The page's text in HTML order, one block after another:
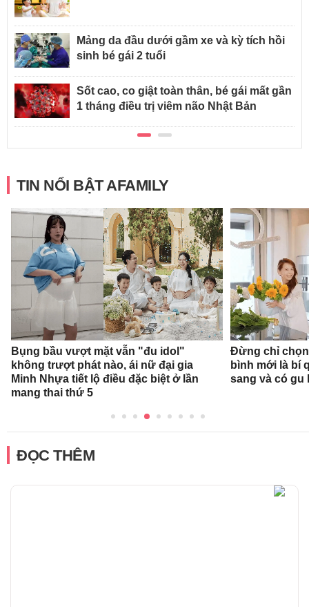
Mảng da đầu dưới gầm xe và kỳ tích hồi
sinh bé gái 2 tuổi
Sốt cao, co giật toàn thân, bé gái mất gần
1 tháng điều trị viêm não Nhật Bản
TIN NỔI BẬT AFAMILY
Bụng bầu vượt mặt vẫn "đu idol"
không trượt phát nào, ái nữ đại gia
Minh Nhựa tiết lộ điều đặc biệt ở lần
mang thai thứ 5
Đừng chỉ
bình mới là bí
sang và có gu
ĐỌC THÊM